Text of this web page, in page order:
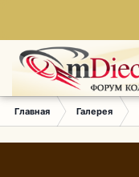
Главная Галерея